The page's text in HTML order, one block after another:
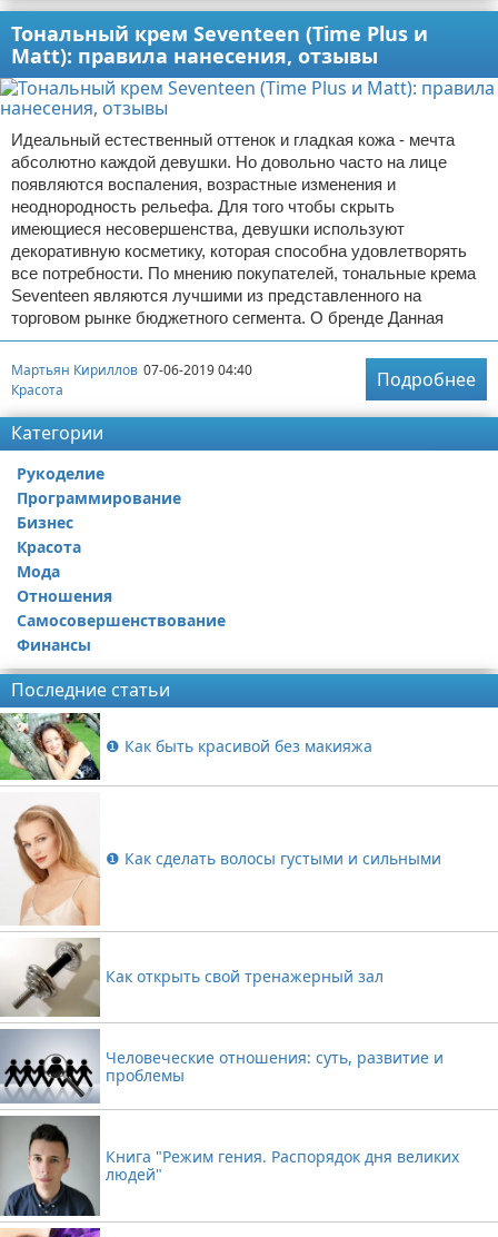
Тональный крем Seventeen (Time Plus и
Matt): правила нанесения, отзывы
Идеальный естественный оттенок и гладкая кожа - мечта
абсолютно каждой девушки. Но довольно часто на лице
появляются воспаления, возрастные изменения и
неоднородность рельефа. Для того чтобы скрыть
имеющиеся несовершенства, девушки используют
декоративную косметику, которая способна удовлетворять
все потребности. По мнению покупателей, тональные крема
Seventeen являются лучшими из представленного на
торговом рынке бюджетного сегмента. О бренде Данная
Мартьян Кириллов 07-06-2019 04:40
Красота
Подробнее
Категории
Рукоделие
Программирование
Бизнес
Красота
Мода
Отношения
Самосовершенствование
Финансы
Последние статьи
❶ Как быть красивой без макияжа
❶ Как сделать волосы густыми и сильными
Как открыть свой тренажерный зал
Человеческие отношения: суть, развитие и
проблемы
Книга "Режим гения. Распорядок дня великих
людей"